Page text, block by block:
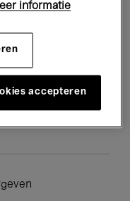
informatie
accepteren